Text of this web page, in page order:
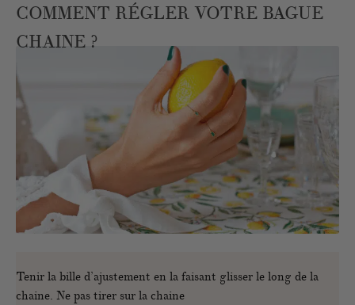
COMMENT RÉGLER VOTRE BAGUE
CHAINE ?
Tenir la bille d’ajustement en la faisant glisser le long de la
chaine. Ne pas tirer sur la chaine